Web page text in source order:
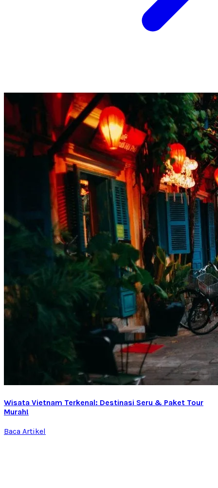
Wisata Vietnam Terkenal: Destinasi Seru & Paket Tour
Murah!
Baca Artikel